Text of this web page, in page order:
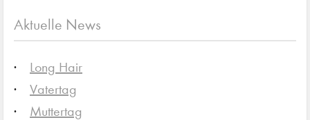
Aktuelle News
Long Hair
Vatertag
Muttertag